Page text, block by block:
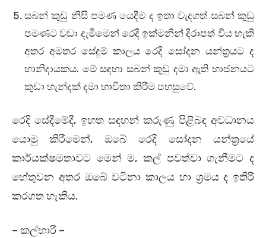
සබන් කුඩු නිසි පමණ යෙදීම ද ඉතා වැදගත් සබන් කුඩු
පමණට වඩා දැමීමෙන් රෙදි ඉක්‌මනින් දිරාපත් විය හැකි
අතර අමතර සේදුම් කාලය රෙදි සෝදන යන්ත්‍රයට ද
හානිදායකය. මේ සඳහා සබන් කුඩු දමා ඇති භාජනයට
කුඩා හැන්දක් දමා භාවිතා කිරීම පහසුවේ.
රෙදි සේදීමේදී, ඉහත සඳහන් කරුණු පිළිබඳ අවධානය
යොමු කිරීමෙන්, ඔබේ රෙදි සෝදන යන්ත්‍රයේ
කාර්යක්ෂමතාවට මෙන් ම, කල් පවත්වා ගැනීමට ද
හේතුවන අතර ඔබේ වටිනා කාලය හා ශ්‍රමය ද ඉතිරි
කරගත හැකිය.
– කල්හාරී –